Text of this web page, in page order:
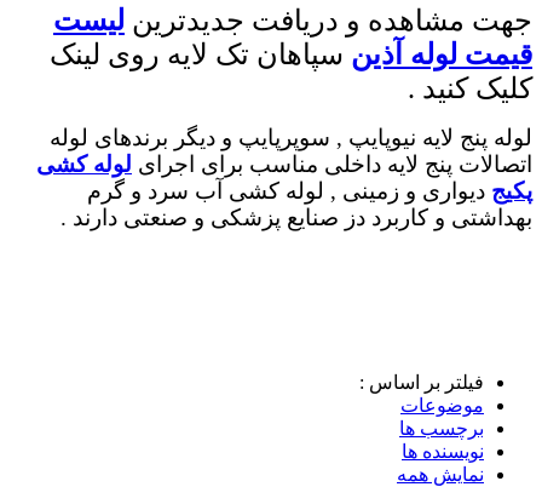
جهت مشاهده و دریافت جدیدترین لیست
قیمت لوله آذین سپاهان تک لایه روی لینک
کلیک کنید .
لوله پنج لایه نیوپایپ , سوپرپایپ و دیگر برندهای لوله
اتصالات پنج لایه داخلی مناسب برای اجرای لوله کشی
پکیج دیواری و زمینی , لوله کشی آب سرد و گرم
بهداشتی و کاربرد دز صنایع پزشکی و صنعتی دارند .
فیلتر بر اساس :
موضوعات
برچسب ها
نویسنده ها
نمایش همه